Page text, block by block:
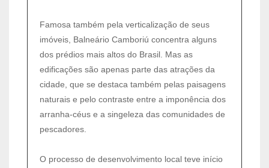
Famosa também pela verticalização de seus
imóveis, Balneário Camboriú concentra alguns
dos prédios mais altos do Brasil. Mas as
edificações são apenas parte das atrações da
cidade, que se destaca também pelas paisagens
naturais e pelo contraste entre a imponência dos
arranha-céus e a singeleza das comunidades de
pescadores.
O processo de desenvolvimento local teve início